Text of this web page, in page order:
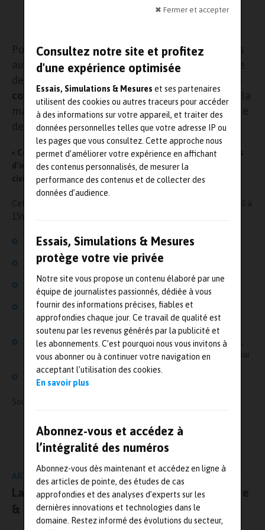
✖ Fermer et accepter
Consultez notre site et profitez
d'une expérience optimisée
Essais, Simulations & Mesures et ses partenaires
utilisent des cookies ou autres traceurs pour accéder
à des informations sur votre appareil, et traiter des
données personnelles telles que votre adresse IP ou
les pages que vous consultez. Cette approche nous
permet d’améliorer votre expérience en affichant
des contenus personnalisés, de mesurer la
performance des contenus et de collecter des
données d’audience.
Essais, Simulations & Mesures
protège votre vie privée
Notre site vous propose un contenu élaboré par une
équipe de journalistes passionnés, dédiée à vous
fournir des informations précises, fiables et
approfondies chaque jour. Ce travail de qualité est
soutenu par les revenus générés par la publicité et
les abonnements. C’est pourquoi nous vous invitons à
vous abonner ou à continuer votre navigation en
acceptant l’utilisation des cookies.
En savoir plus
Abonnez-vous et accédez à
l’intégralité des numéros
Abonnez-vous dès maintenant et accédez en ligne à
des articles de pointe, des études de cas
approfondies et des analyses d’experts sur les
dernières innovations et technologies dans le
domaine. Restez informé des évolutions du secteur,
Pour sa 3 ème édition, les 19 et 20 mars prochains
au CNIT, Microwave & RF propose un programme
de conférences très complet avec
conférencesréunissant les meilleurs experts en la
matière. Voici un premier focus sur la thématique
des radars, et leurs nouvelles applications.
« Comment les radars s’adaptent aux nouvelles applications
d’imagerie, de surveillance et de contrôle dans les secteurs
civiles et industriels. »
Cette conférence présentée le mercredi 19 mars 2014, de 14h 00 à
15h 30, sera animée par Philippe LESTER, ESTAR
Les principes radar utilisés
Etat des lieux : disponibilité des composants, coûts
Avantages par rapport aux technologies optique, ultra son…
Restriction : utilisation bandes de fréquences
Les secteurs potentiellement intéressés par cette
technologie: marché de la surveillance, secteur automobile,
secteur industriel exemple mesure de niveaux, imagerie radar
Exemples d’application : surveillance de site
Source :
L'AUTEUR
Mesures-et-tests.com
ARTICLE PRÉCÉDENT
La CEM à l’honneur ! Conférences Microwave
& RF 2014